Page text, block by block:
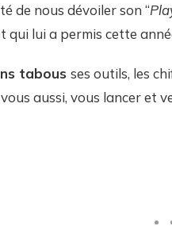
de nous dévoiler son “
qui lui a permis cette
tabous ses outils, les
aussi, vous lancer et